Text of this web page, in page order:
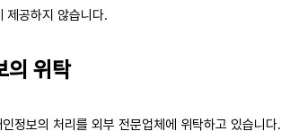
제공하지 않습니다.
의 위탁
정보의 처리를 외부 전문업체에 위탁하고 있습니다.